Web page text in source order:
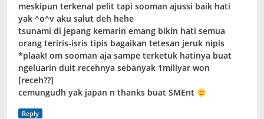
meskipun terkenal pelit tapi sooman ajussi baik hati
yak ^o^v aku salut deh hehe
tsunami di jepang kemarin emang bikin hati semua
orang teriris-isris tipis bagaikan tetesan jeruk nipis
*plaak! om sooman aja sampe terketuk hatinya buat
ngeluarin duit recehnya sebanyak 1miliyar won
[receh??]
cemungudh yak japan n thanks buat SMEnt
Reply